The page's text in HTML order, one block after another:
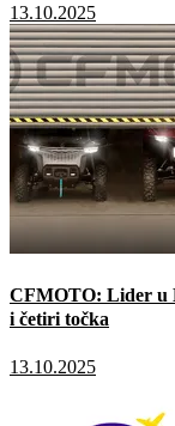
13.10.2025
CFMOTO: Lider u
i četiri točka
13.10.2025